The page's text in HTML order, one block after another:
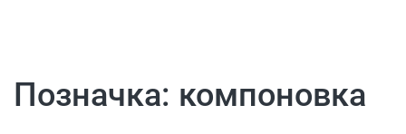
Позначка: компоновка